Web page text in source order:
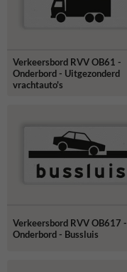
Verkeersbord RVV OB61 -
Onderbord - Uitgezonderd
vrachtauto's
Verkeersbord RVV OB617 -
Onderbord - Bussluis